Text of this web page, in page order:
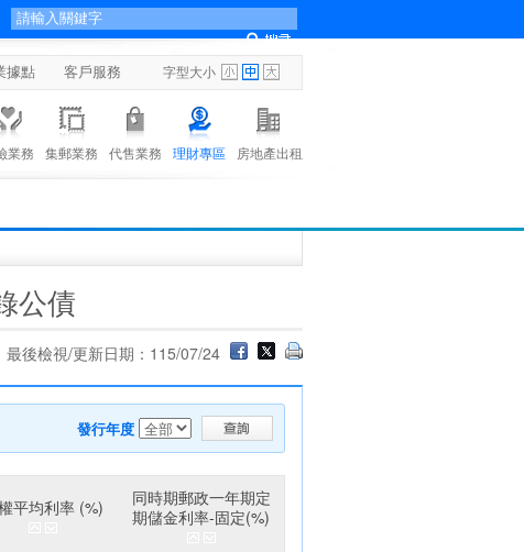
據點 客戶服務 字型大小
業務 集郵業務 代售業務 理財專區 房地產出租
公債
最後檢視/更新日期：115/07/24
發行年度
平均利率 (%)
同時期郵政一年期定
期儲金利率-固定(%)